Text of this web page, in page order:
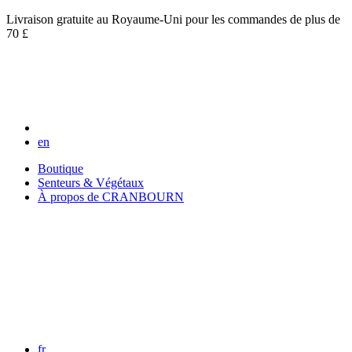
Livraison gratuite au Royaume-Uni pour les commandes de plus de
70 £
en
Boutique
Senteurs & Végétaux
À propos de CRANBOURN
fr